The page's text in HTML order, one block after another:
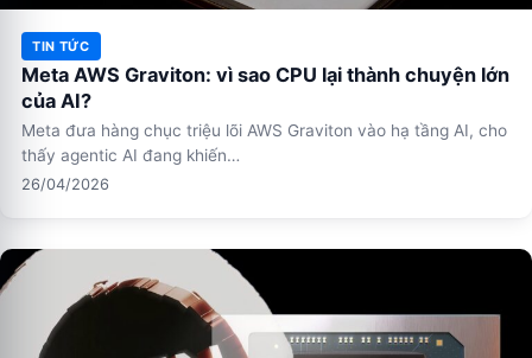
TIN TỨC
Meta AWS Graviton: vì sao CPU lại thành chuyện lớn
của AI?
Meta đưa hàng chục triệu lõi AWS Graviton vào hạ tầng AI, cho
thấy agentic AI đang khiến…
26/04/2026